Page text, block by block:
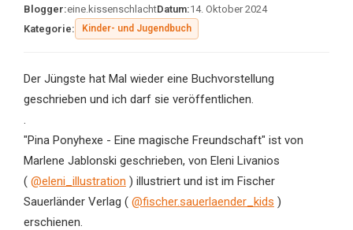
Blogger:eine.kissenschlachtDatum:14. Oktober 2024
Kategorie:
Kinder- und Jugendbuch
Der Jüngste hat Mal wieder eine Buchvorstellung
geschrieben und ich darf sie veröffentlichen.
.
"Pina Ponyhexe - Eine magische Freundschaft" ist von
Marlene Jablonski geschrieben, von Eleni Livanios
( @eleni_illustration ) illustriert und ist im Fischer
Sauerländer Verlag ( @fischer.sauerlaender_kids )
erschienen.